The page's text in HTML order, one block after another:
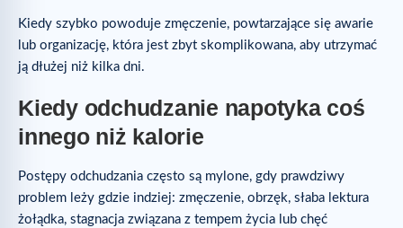
Kiedy szybko powoduje zmęczenie, powtarzające się awarie
lub organizację, która jest zbyt skomplikowana, aby utrzymać
ją dłużej niż kilka dni.
Kiedy odchudzanie napotyka coś
innego niż kalorie
Postępy odchudzania często są mylone, gdy prawdziwy
problem leży gdzie indziej: zmęczenie, obrzęk, słaba lektura
żołądka, stagnacja związana z tempem życia lub chęć